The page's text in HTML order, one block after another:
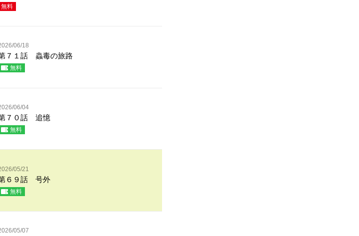
無料
06/18
７１話 蟲毒の旅路
無料
06/04
７０話 追憶
無料
05/21
６９話 号外
無料
05/07